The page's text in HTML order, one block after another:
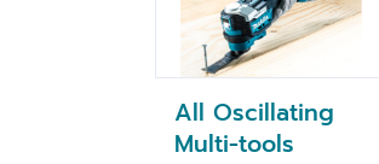
All Oscillating
Multi-tools